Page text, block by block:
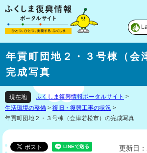
年貢町団地２・３号棟（会
完成写真
現在地 ふくしま復興情報ポータルサイト >
生活環境の整備 > 復旧・復興工事の状況 >
年貢町団地２・３号棟（会津若松市）の完成写真
更新日